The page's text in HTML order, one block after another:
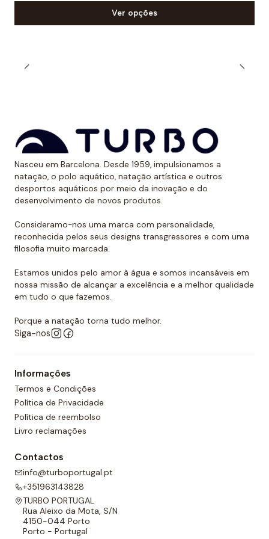
Muitos nadadores preferem a alça estreita durante o
treinamento ao ar livre quando expostos aos raios
menor, já que eles são um pouco maiores.
Ver opções
Nasceu em Barcelona. Desde 1959, impulsionamos a
natação, o polo aquático, natação artística e outros
desportos aquáticos por meio da inovação e do
desenvolvimento de novos produtos.
Consideramo-nos uma marca com personalidade,
reconhecida pelos seus designs transgressores e com uma
filosofia muito marcada.
Estamos unidos pelo amor à água e somos incansáveis em
nossa missão de alcançar a excelência e a melhor qualidade
em tudo o que fazemos.
Porque a natação torna tudo melhor.
Siga-nos
Informações
Termos e Condições
Política de Privacidade
Política de reembolso
Livro reclamações
Contactos
info@turboportugal.pt
+351963143828
TURBO PORTUGAL
Rua Aleixo da Mota, S/N
4150-044 Porto
Porto - Portugal